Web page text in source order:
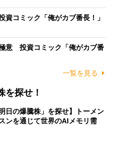
コミック「俺がカブ番長！」
意 投資コミック「俺がカブ番
一覧を見る
を探せ！
日の爆騰株」を探せ】トーメン
ンを通じて世界のAIメモリ需